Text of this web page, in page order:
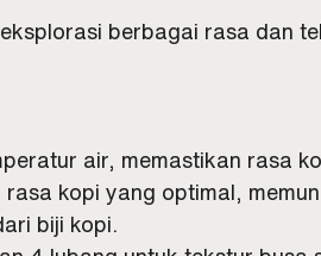
berbagai rasa dan
air, memastikan rasa
kopi yang optimal,
biji kopi.